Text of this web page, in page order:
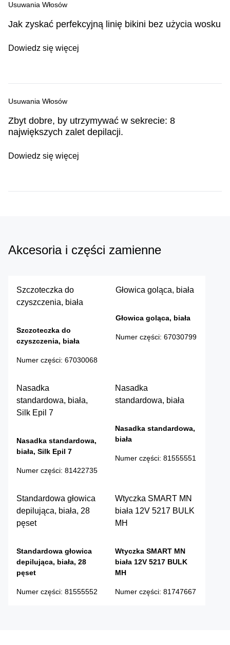
Usuwania Włosów
Jak zyskać perfekcyjną linię bikini bez użycia wosku
Dowiedz się więcej
Usuwania Włosów
Zbyt dobre, by utrzymywać w sekrecie: 8
największych zalet depilacji.
Dowiedz się więcej
Akcesoria i części zamienne
Szczoteczka do
czyszczenia, biała
Szczoteczka do
czyszczenia, biała
Numer części: 67030068
Głowica goląca, biała
Głowica goląca, biała
Numer części: 67030799
Nasadka
standardowa, biała,
Silk Epil 7
Nasadka standardowa,
biała, Silk Epil 7
Numer części: 81422735
Nasadka
standardowa, biała
Nasadka standardowa,
biała
Numer części: 81555551
Standardowa głowica
depilująca, biała, 28
pęset
Standardowa głowica
depilująca, biała, 28
pęset
Numer części: 81555552
Wtyczka SMART MN
biała 12V 5217 BULK
MH
Wtyczka SMART MN
biała 12V 5217 BULK
MH
Numer części: 81747667